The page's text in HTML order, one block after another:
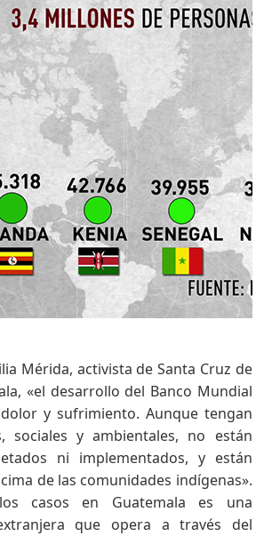
Mérida, activista de Santa Cruz de
«el desarrollo del Banco Mundial
y sufrimiento. Aunque tengan
sociales y ambientales, no están
ni implementados, y están
de las comunidades indígenas».
casos en Guatemala es una
que opera a través del